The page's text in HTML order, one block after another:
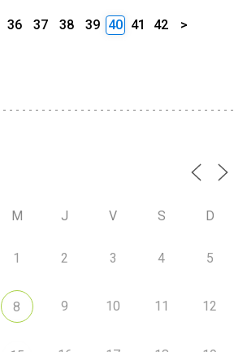
36 37 38 39 40 41 42 >
M J V S D
1 2 3 4 5
8 9 10 11 12